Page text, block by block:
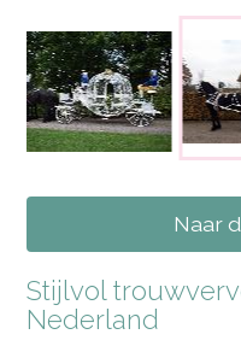
Naar
Stijlvol
Nederland